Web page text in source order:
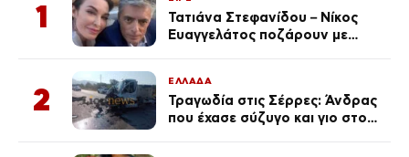
1
Τατιάνα Στεφανίδου – Νίκος
Ευαγγελάτος ποζάρουν με
2
ΕΛΛΑΔΑ
Τραγωδία στις Σέρρες: Άνδρας
που έχασε σύζυγο και γιο στο